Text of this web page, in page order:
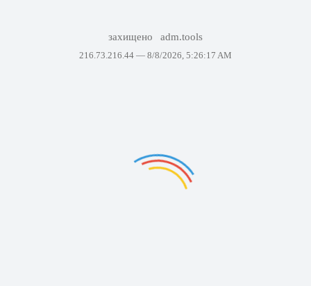
захищено adm.tools
216.73.216.44 — 8/8/2026, 5:26:17 AM